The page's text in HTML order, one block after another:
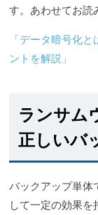
す。あわせてお読
「データ暗号化
ントを解説」
ランサム
正しいバ
バックアップ単体
して一定の効果を